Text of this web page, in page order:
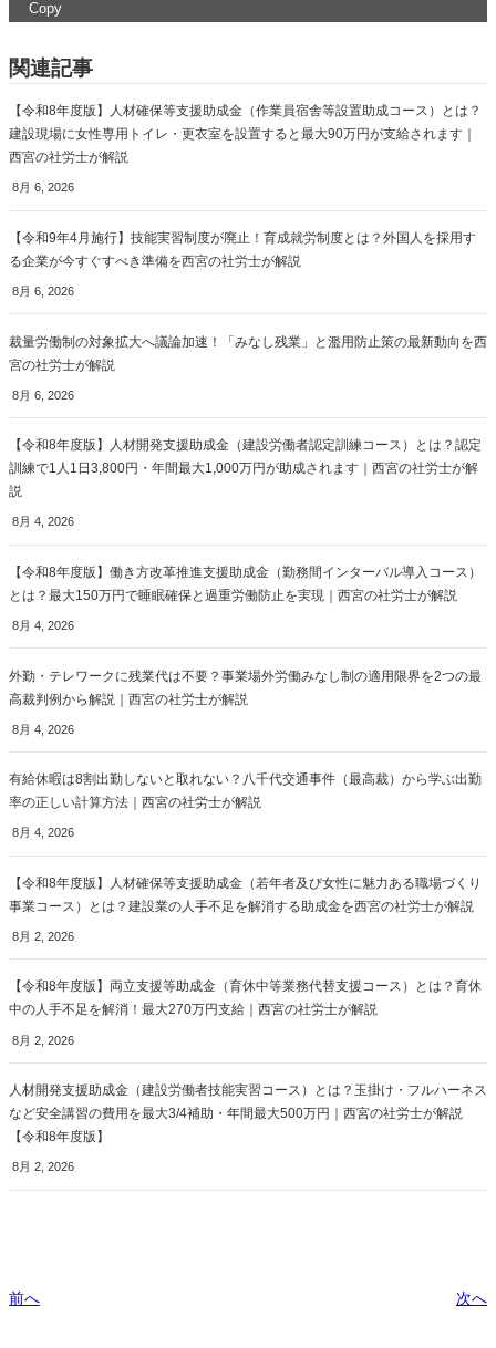
Copy
関連記事
【令和8年度版】人材確保等支援助成金（作業員宿舎等設置助成コース）とは？
建設現場に女性専用トイレ・更衣室を設置すると最大90万円が支給されます｜
西宮の社労士が解説
8月 6, 2026
【令和9年4月施行】技能実習制度が廃止！育成就労制度とは？外国人を採用す
る企業が今すぐすべき準備を西宮の社労士が解説
8月 6, 2026
裁量労働制の対象拡大へ議論加速！「みなし残業」と濫用防止策の最新動向を西
宮の社労士が解説
8月 6, 2026
【令和8年度版】人材開発支援助成金（建設労働者認定訓練コース）とは？認定
訓練で1人1日3,800円・年間最大1,000万円が助成されます｜西宮の社労士が解
説
8月 4, 2026
【令和8年度版】働き方改革推進支援助成金（勤務間インターバル導入コース）
とは？最大150万円で睡眠確保と過重労働防止を実現｜西宮の社労士が解説
8月 4, 2026
外勤・テレワークに残業代は不要？事業場外労働みなし制の適用限界を2つの最
高裁判例から解説｜西宮の社労士が解説
8月 4, 2026
有給休暇は8割出勤しないと取れない？八千代交通事件（最高裁）から学ぶ出勤
率の正しい計算方法｜西宮の社労士が解説
8月 4, 2026
【令和8年度版】人材確保等支援助成金（若年者及び女性に魅力ある職場づくり
事業コース）とは？建設業の人手不足を解消する助成金を西宮の社労士が解説
8月 2, 2026
【令和8年度版】両立支援等助成金（育休中等業務代替支援コース）とは？育休
中の人手不足を解消！最大270万円支給｜西宮の社労士が解説
8月 2, 2026
人材開発支援助成金（建設労働者技能実習コース）とは？玉掛け・フルハーネス
など安全講習の費用を最大3/4補助・年間最大500万円｜西宮の社労士が解説
【令和8年度版】
8月 2, 2026
前へ 次へ